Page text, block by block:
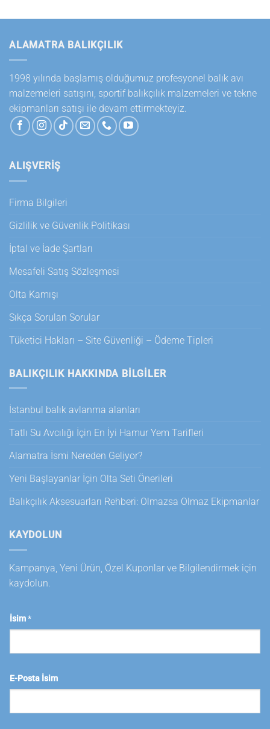
ALAMATRA BALIKÇILIK
1998 yılında başlamış olduğumuz profesyonel balık avı
malzemeleri satışını, sportif balıkçılık malzemeleri ve tekne
ekipmanları satışı ile devam ettirmekteyiz.
ALIŞVERİŞ
Firma Bilgileri
Gizlilik ve Güvenlik Politikası
İptal ve İade Şartları
Mesafeli Satış Sözleşmesi
Olta Kamışı
Sıkça Sorulan Sorular
Tüketici Hakları – Site Güvenliği – Ödeme Tipleri
BALIKÇILIK HAKKINDA BILGILER
İstanbul balık avlanma alanları
Tatlı Su Avcılığı İçin En İyi Hamur Yem Tarifleri
Alamatra İsmi Nereden Geliyor?
Yeni Başlayanlar İçin Olta Seti Önerileri
Balıkçılık Aksesuarları Rehberi: Olmazsa Olmaz Ekipmanlar
KAYDOLUN
Kampanya, Yeni Ürün, Özel Kuponlar ve Bilgilendirmek için
kaydolun.
İsim*
E-Posta İsim